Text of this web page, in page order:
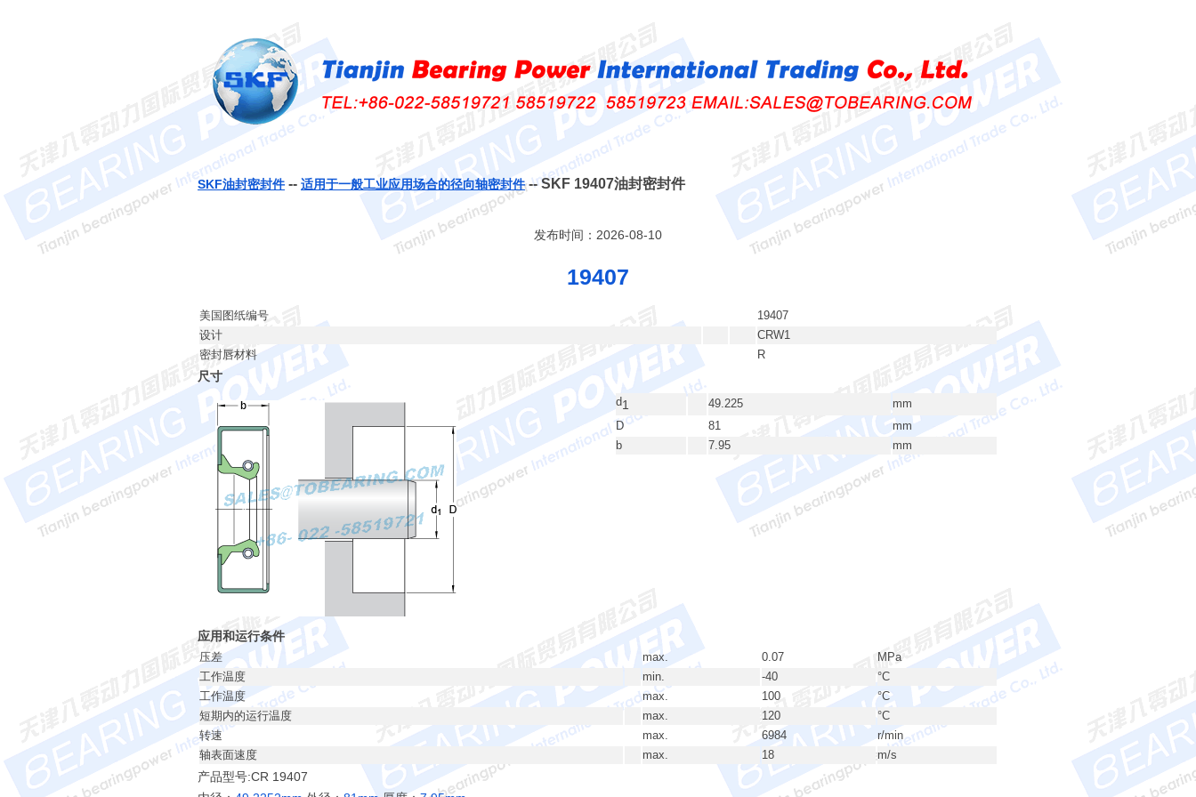
SKF油封密封件 -- 适用于一般工业应用场合的径向轴密封件-- SKF 19407油封密封件
发布时间：2026-08-10
19407
美国图纸编号
19407
设计
CRW1
密封唇材料
R
尺寸
d1 49.225
mm
D
81
mm
b
7.95 mm
应用和运行条件
压差 max. 0.07
MPa
工作温度
min. -40
°C
工作温度
max. 100
°C
短期内的运行温度
max. 120
°C
转速
max. 6984
r/min
轴表面速度
max. 18 m/s
产品型号:CR 19407